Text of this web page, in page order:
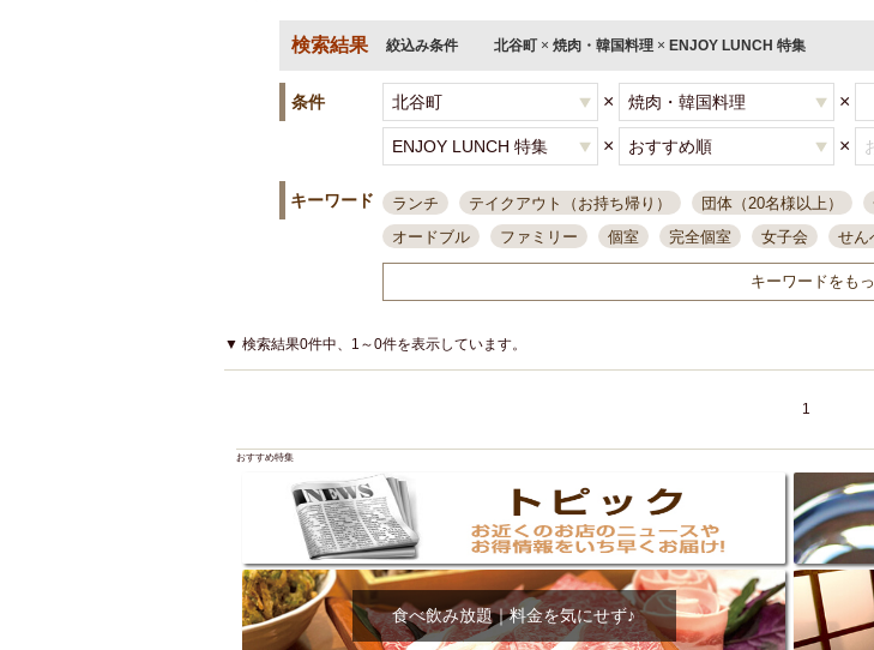
検索結果 絞込み条件 北谷町 × 焼肉・韓国料理 × ENJOY LUNCH 特集
条件 × ×
× ×
キーワード ランチ テイクアウト（お持ち帰り） 団体（20名様以上）
オードブル
ファミリー 個室 完全個室 女子会 せん
一人飲み 誕生日
接待・会食
ちょい飲み コスパ最高 肉料理 模合 イ
結婚式二次会
夜10時以降入店可
県産魚 焼鳥 忘年会コース レモン
4000円台コース
デリバリー
アサヒスーパードライ
県庁前駅周辺 旭橋駅
大部屋50名以上～
オリオン 海ぶどう 民謡・
ハッピーアワー
アグー豚 プレミアムモルツ 貝づくし
飲み放題付きコース3000円
肉の日 おもろまち駅周辺 オ
キリン一番搾り
エビ カレー チャージ無し 牡蠣
キーワードをも
▼ 検索結果0件中、1～0件を表示しています。
1
おすすめ特集
食べ飲み放題｜料金を気にせず♪